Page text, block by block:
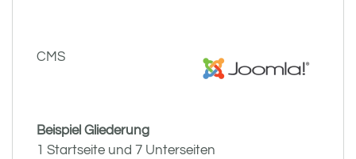
CMS
Beispiel Gliederung
1 Startseite und 7 Unterseiten